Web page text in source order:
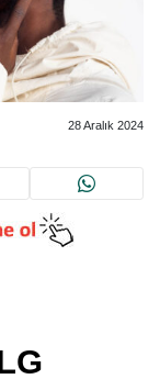
28 Aralık 2024